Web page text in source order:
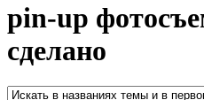
pin-up
сделано